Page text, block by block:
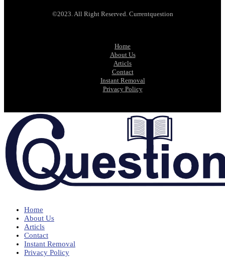
©2023. All Right Reserved. Currentquestion
Home
About Us
Articls
Contact
Instant Removal
Privacy Policy
Home
About Us
Articls
Contact
Instant Removal
Privacy Policy